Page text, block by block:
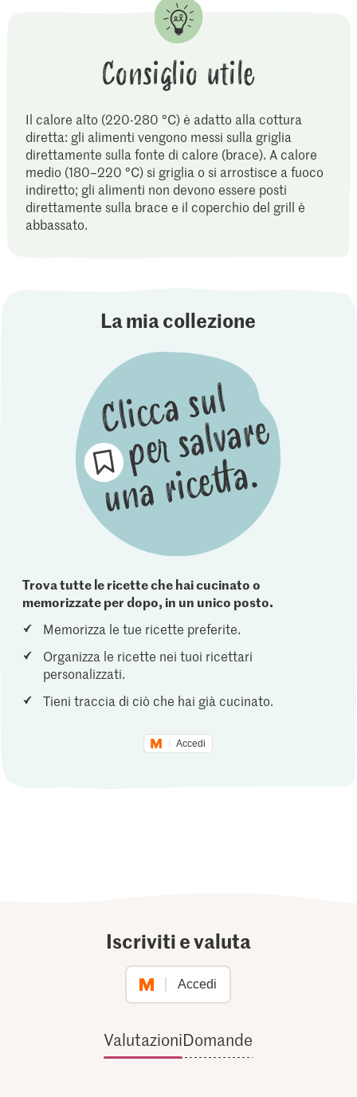
Consiglio utile
Il calore alto (220-280 °C) è adatto alla cottura
diretta: gli alimenti vengono messi sulla griglia
direttamente sulla fonte di calore (brace). A calore
medio (180–220 °C) si griglia o si arrostisce a fuoco
indiretto; gli alimenti non devono essere posti
direttamente sulla brace e il coperchio del grill è
abbassato.
La mia collezione
Trova tutte le ricette che hai cucinato o
memorizzate per dopo, in un unico posto.
Memorizza le tue ricette preferite.
Organizza le ricette nei tuoi ricettari
personalizzati.
Tieni traccia di ciò che hai già cucinato.
Accedi
Iscriviti e valuta
Accedi
ValutazioniDomande